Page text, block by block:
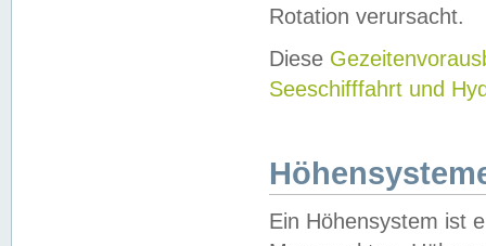
Rotation verursacht.
Diese
Seeschifffahrt und
Ein Höhensystem ist